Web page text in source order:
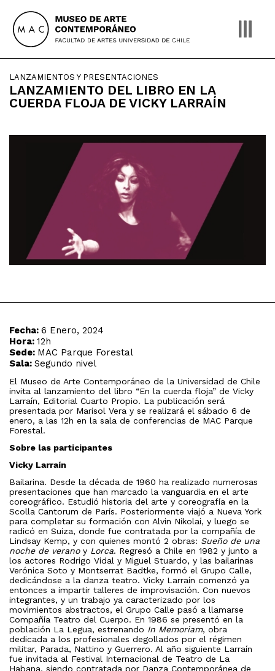
content
LANZAMIENTOS Y PRESENTACIONES
LANZAMIENTO DEL LIBRO EN LA
CUERDA FLOJA DE VICKY LARRAÍN
Fecha: 6 Enero, 2024
Hora: 12h
Sede: MAC Parque Forestal
Sala: Segundo nivel
El Museo de Arte Contemporáneo de la Universidad de Chile
invita al lanzamiento del libro “En la cuerda floja” de Vicky
Larraín, Editorial Cuarto Propio. La publicación será
presentada por Marisol Vera y se realizará el sábado 6 de
enero, a las 12h en la sala de conferencias de MAC Parque
Forestal.
Sobre las participantes
Vicky Larraín
Bailarina. Desde la década de 1960 ha realizado numerosas
presentaciones que han marcado la vanguardia en el arte
coreográfico. Estudió historia del arte y coreografía en la
Scolla Cantorum de París. Posteriormente viajó a Nueva York
para completar su formación con Alvin Nikolai, y luego se
radicó en Suiza, donde fue contratada por la compañía de
Lindsay Kemp, y con quienes montó 2 obras: Sueño de una
noche de veranoy Lorca. Regresó a Chile en 1982 y junto a
los actores Rodrigo Vidal y Miguel Stuardo, y las bailarinas
Verónica Soto y Montserrat Badtke, formó el Grupo Calle,
dedicándose a la danza teatro. Vicky Larraín comenzó ya
entonces a impartir talleres de improvisación. Con nuevos
integrantes, y un trabajo ya caracterizado por los
movimientos abstractos, el Grupo Calle pasó a llamarse
Compañía Teatro del Cuerpo. En 1986 se presentó en la
población La Legua, estrenando In Memoriam, obra
dedicada a los profesionales degollados por el régimen
militar, Parada, Nattino y Guerrero. Al año siguiente Larraín
fue invitada al Festival Internacional de Teatro de La
Habana, siendo contratada por Danza Contemporánea de